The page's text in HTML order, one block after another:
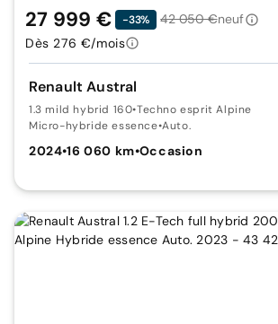
Renault Austral
1.3 mild hybrid 160•Techno esprit Alpine
Micro-hybride essence•Auto.
2024•16 060 km•Occasion
27 999 € -33% 42 050 €neuf
Dès 276 €/mois